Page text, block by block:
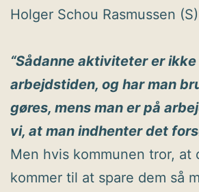
Holger Schou Rasmussen
“Sådanne aktiviteter er
arbejdstiden, og har man
gøres, mens man er på
vi, at man indhenter det
Men hvis kommunen tror, at
kommer til at spare dem så